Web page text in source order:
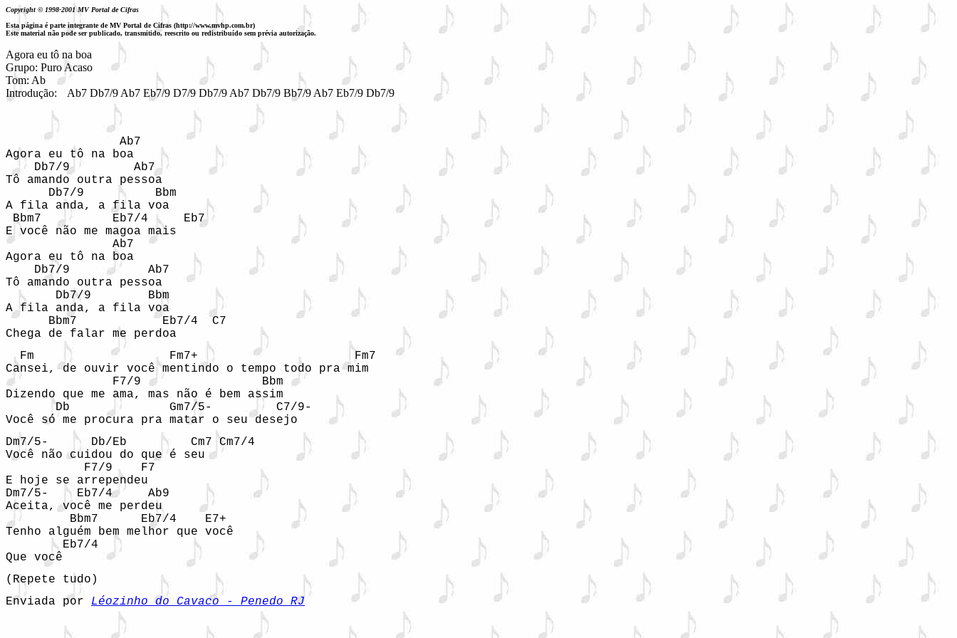
Copyright © 1998-2001 MV Portal de Cifras
Esta página é parte integrante de MV Portal de Cifras (http://www.mvhp.com.br)
Este material não pode ser publicado, transmitido, reescrito ou redistribuído sem prévia autorização.
Agora eu tô na boa
Grupo: Puro Acaso
Tom: Ab
Introdução:
Ab7 Db7/9 Ab7 Eb7/9 D7/9 Db7/9 Ab7 Db7/9 Bb7/9 Ab7 Eb7/9 Db7/9
                Ab7
Agora eu tô na boa
    Db7/9         Ab7
Tô amando outra pessoa
      Db7/9          Bbm
A fila anda, a fila voa
Bbm7          Eb7/4     Eb7
E você não me magoa mais
               Ab7
Agora eu tô na boa
    Db7/9           Ab7
Tô amando outra pessoa
       Db7/9        Bbm
A fila anda, a fila voa
      Bbm7            Eb7/4  C7
Chega de falar me perdoa
  Fm                   Fm7+                      Fm7
Cansei, de ouvir você mentindo o tempo todo pra mim
               F7/9                 Bbm
Dizendo que me ama, mas não é bem assim
       Db              Gm7/5-         C7/9-
Você só me procura pra matar o seu desejo
Dm7/5-      Db/Eb         Cm7 Cm7/4
Você não cuidou do que é seu
           F7/9    F7
E hoje se arrependeu
Dm7/5-    Eb7/4     Ab9
Aceita, você me perdeu
         Bbm7      Eb7/4    E7+
Tenho alguém bem melhor que você
        Eb7/4
Que você
(Repete tudo)
Enviada por Léozinho do Cavaco - Penedo RJ